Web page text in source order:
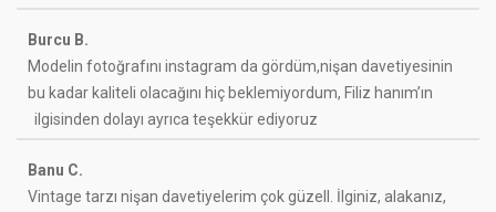
Burcu B.
Modelin fotoğrafını instagram da gördüm,nişan davetiyesinin
bu kadar kaliteli olacağını hiç beklemiyordum, Filiz hanım’ın
ilgisinden dolayı ayrıca teşekkür ediyoruz
Banu C.
Vintage tarzı nişan davetiyelerim çok güzell. İlginiz, alakanız,